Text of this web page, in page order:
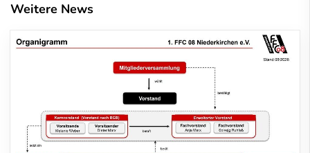
Weitere News